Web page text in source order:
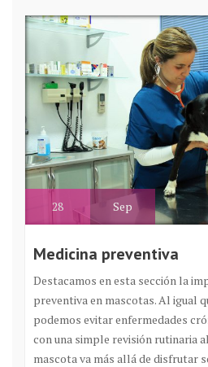
28 Sep
Medicina preventiva
Destacamos en esta sección la
preventiva en mascotas. Al igual
podemos evitar enfermedades
con una simple revisión rutinaria
mascota va más allá de disfrutar